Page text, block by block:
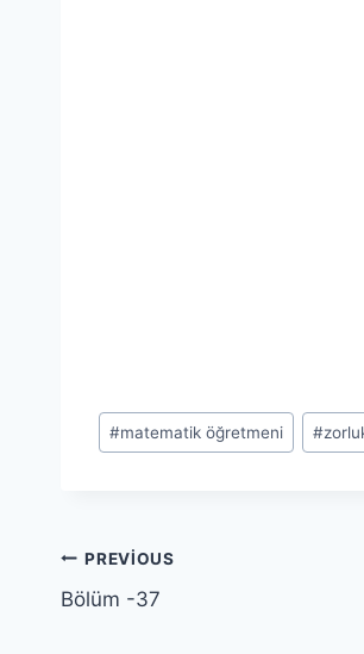
Post
Tags:
#matematik öğretmeni #
Yazı
gezinmesi
PREVIOUS
Bölüm -37